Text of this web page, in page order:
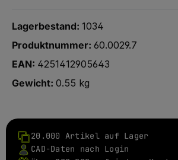
Lagerbestand: 1034
Produktnummer: 60.0029.7
EAN: 4251412905643
Gewicht: 0.55 kg
20.000 Artikel auf Lager
CAD-Daten nach Login